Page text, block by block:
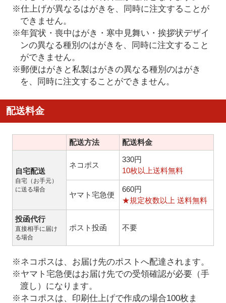
※仕上げが異なるはがきを、同時に注文することが
できません。
※年賀状・喪中はがき・寒中見舞い・挨拶状デザイ
ンの異なる種別のはがきを、同時に注文すること
ができません。
※郵便はがきと私製はがきの異なる種別のはがき
を、同時に注文することができません。
配送料金
配送方法 配送料金
自宅配送
自宅（お手元）
に送る場合
ネコポス
330円
10枚以上送料無料
ヤマト宅急便
660円
★規定枚数以上 送料無料
投函代行
直接相手に届け
る場合
ポスト投函 不要
※ネコポスは、お届け先のポストへ配達されます。
※ヤマト宅急便はお届け先での受領確認が必要（手
渡し）になります。
※ネコポスは、印刷仕上げで作成の場合100枚ま